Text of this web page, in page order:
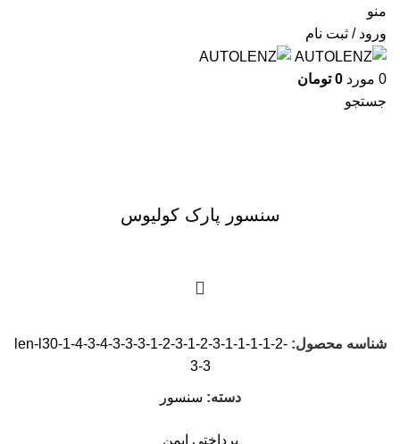
منو
ورود / ثبت نام
0 مورد 0 تومان
جستجو
سنسور پارک کولیوس
شناسه محصول:len-l30-1-4-3-4-3-3-3-1-2-3-1-2-3-1-1-1-1-2-
3-3
دسته: سنسور
پرداختی ایمن